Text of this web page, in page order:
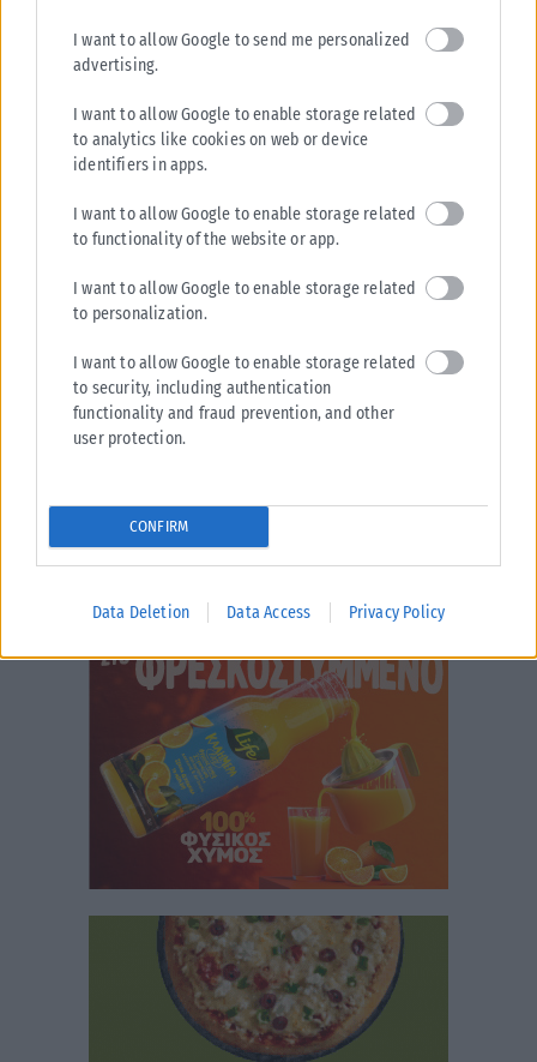
I want to allow Google to send me personalized
advertising.
I want to allow Google to enable storage related
to analytics like cookies on web or device
identifiers in apps.
I want to allow Google to enable storage related
to functionality of the website or app.
I want to allow Google to enable storage related
to personalization.
I want to allow Google to enable storage related
to security, including authentication
functionality and fraud prevention, and other
user protection.
CONFIRM
Data Deletion Data Access Privacy Policy
ΠΟΛΙΤΙΚΉ
Αυτοψία Λίνας Μενδώνη στα Αιγόσθενα μετά το πέρασμα της
Η υπουργός Πολιτισμού, Λίνα Μενδώνη, πραγματοποίησε χθες, Τετάρτη
5 Αυγούστου, το απόγευμα, αυτοψία στην περιοχή του Πόρτο Γερμενού,
06/08/2026